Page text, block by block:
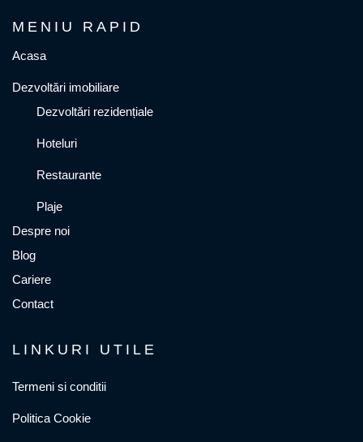
MENIU RAPID
Acasa
Dezvoltări imobiliare
Dezvoltări rezidențiale
Hoteluri
Restaurante
Plaje
Despre noi
Blog
Cariere
Contact
LINKURI UTILE
Termeni si conditii
Politica Cookie